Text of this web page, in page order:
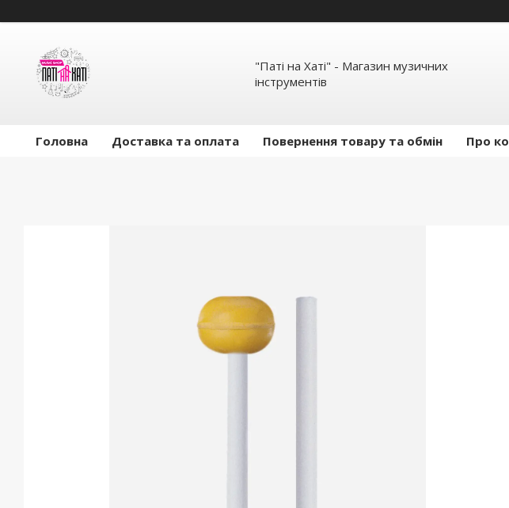
"Паті на Хаті" - Магазин музичних
інструментів
Головна Доставка та оплата Повернення товару та обмін Про